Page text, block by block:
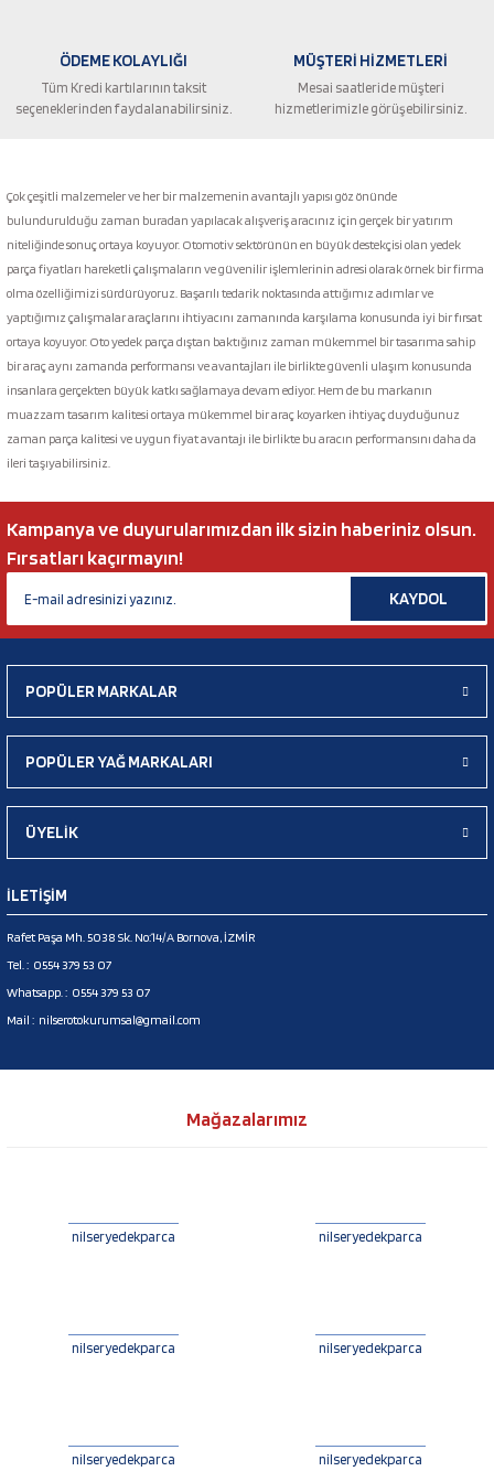
Gönder
ÖDEME KOLAYLIĞI
Tüm Kredi kartılarının taksit
seçeneklerinden faydalanabilirsiniz.
MÜŞTERİ HİZMETLERİ
Mesai saatleride müşteri
hizmetlerimizle görüşebilirsiniz.
Çok çeşitli malzemeler ve her bir malzemenin avantajlı yapısı göz önünde
bulundurulduğu zaman buradan yapılacak alışveriş aracınız için gerçek bir yatırım
niteliğinde sonuç ortaya koyuyor. Otomotiv sektörünün en büyük destekçisi olan yedek
parça fiyatları hareketli çalışmaların ve güvenilir işlemlerinin adresi olarak örnek bir firma
olma özelliğimizi sürdürüyoruz. Başarılı tedarik noktasında attığımız adımlar ve
yaptığımız çalışmalar araçlarını ihtiyacını zamanında karşılama konusunda iyi bir fırsat
ortaya koyuyor. Oto yedek parça dıştan baktığınız zaman mükemmel bir tasarıma sahip
bir araç aynı zamanda performansı ve avantajları ile birlikte güvenli ulaşım konusunda
insanlara gerçekten büyük katkı sağlamaya devam ediyor. Hem de bu markanın
muazzam tasarım kalitesi ortaya mükemmel bir araç koyarken ihtiyaç duyduğunuz
zaman parça kalitesi ve uygun fiyat avantajı ile birlikte bu aracın performansını daha da
ileri taşıyabilirsiniz.
Kampanya ve duyurularımızdan ilk sizin haberiniz olsun.
Fırsatları kaçırmayın!
KAYDOL
POPÜLER MARKALAR
POPÜLER YAĞ MARKALARI
ÜYELİK
İLETİŞİM
Rafet Paşa Mh. 5038 Sk. No:14/A Bornova, İZMİR
Tel. : 0554 379 53 07
Whatsapp. : 0554 379 53 07
Mail : nilserotokurumsal@gmail.com
Mağazalarımız
nilseryedekparca nilseryedekparca
nilseryedekparca nilseryedekparca
nilseryedekparca nilseryedekparca